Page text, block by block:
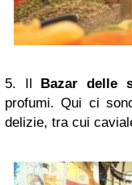
5. Il Bazar delle
profumi.Qui ci
delizie, tra cui